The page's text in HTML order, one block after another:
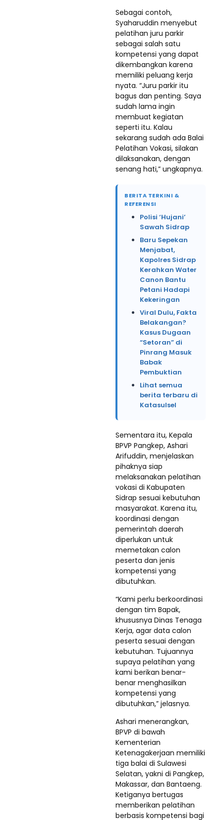
Sebagai contoh,
Syaharuddin menyebut
pelatihan juru parkir
sebagai salah satu
kompetensi yang dapat
dikembangkan karena
memiliki peluang kerja
nyata. “Juru parkir itu
bagus dan penting. Saya
sudah lama ingin
membuat kegiatan
seperti itu. Kalau
sekarang sudah ada Balai
Pelatihan Vokasi, silakan
dilaksanakan, dengan
senang hati,” ungkapnya.
BERITA TERKINI &
REFERENSI
Polisi ‘Hujani’
Sawah Sidrap
Baru Sepekan
Menjabat,
Kapolres Sidrap
Kerahkan Water
Canon Bantu
Petani Hadapi
Kekeringan
Viral Dulu, Fakta
Belakangan?
Kasus Dugaan
“Setoran” di
Pinrang Masuk
Babak
Pembuktian
Lihat semua
berita terbaru di
Katasulsel
Sementara itu, Kepala
BPVP Pangkep, Ashari
Arifuddin, menjelaskan
pihaknya siap
melaksanakan pelatihan
vokasi di Kabupaten
Sidrap sesuai kebutuhan
masyarakat. Karena itu,
koordinasi dengan
pemerintah daerah
diperlukan untuk
memetakan calon
peserta dan jenis
kompetensi yang
dibutuhkan.
“Kami perlu berkoordinasi
dengan tim Bapak,
khususnya Dinas Tenaga
Kerja, agar data calon
peserta sesuai dengan
kebutuhan. Tujuannya
supaya pelatihan yang
kami berikan benar-
benar menghasilkan
kompetensi yang
dibutuhkan,” jelasnya.
Ashari menerangkan,
BPVP di bawah
Kementerian
Ketenagakerjaan memiliki
tiga balai di Sulawesi
Selatan, yakni di Pangkep,
Makassar, dan Bantaeng.
Ketiganya bertugas
memberikan pelatihan
berbasis kompetensi bagi